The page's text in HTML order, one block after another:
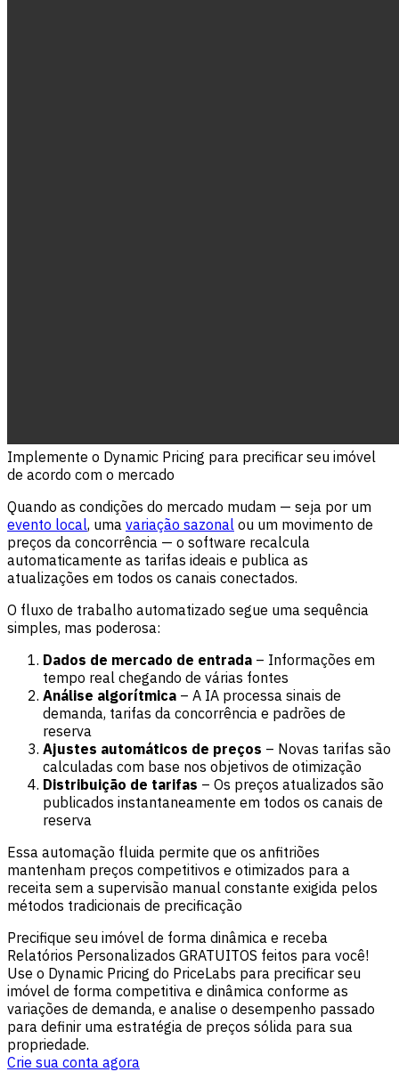
Implemente o Dynamic Pricing para precificar seu imóvel
de acordo com o mercado
Quando as condições do mercado mudam — seja por um
evento local, uma variação sazonal ou um movimento de
preços da concorrência — o software recalcula
automaticamente as tarifas ideais e publica as
atualizações em todos os canais conectados.
O fluxo de trabalho automatizado segue uma sequência
simples, mas poderosa:
Dados de mercado de entrada – Informações em
tempo real chegando de várias fontes
Análise algorítmica – A IA processa sinais de
demanda, tarifas da concorrência e padrões de
reserva
Ajustes automáticos de preços – Novas tarifas são
calculadas com base nos objetivos de otimização
Distribuição de tarifas – Os preços atualizados são
publicados instantaneamente em todos os canais de
reserva
Essa automação fluida permite que os anfitriões
mantenham preços competitivos e otimizados para a
receita sem a supervisão manual constante exigida pelos
métodos tradicionais de precificação
Precifique seu imóvel de forma dinâmica e receba
Relatórios Personalizados GRATUITOS feitos para você!
Use o Dynamic Pricing do PriceLabs para precificar seu
imóvel de forma competitiva e dinâmica conforme as
variações de demanda, e analise o desempenho passado
para definir uma estratégia de preços sólida para sua
propriedade.
Crie sua conta agora